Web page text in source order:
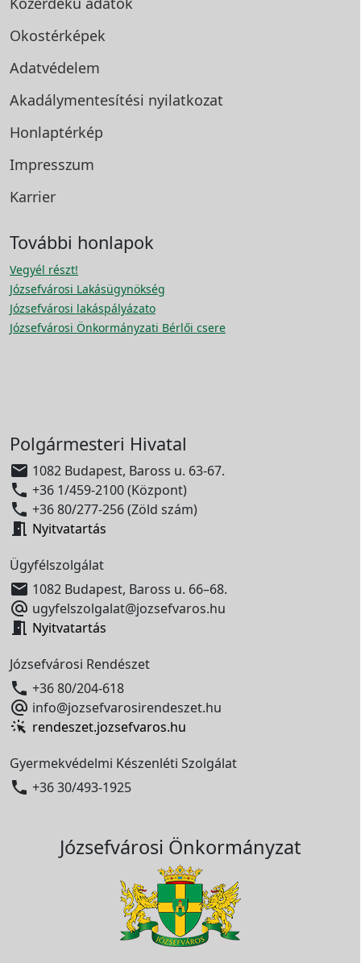
Okostérképek
Adatvédelem
Akadálymentesítési nyilatkozat
Honlaptérkép
Impresszum
Karrier
További honlapok
Vegyél részt!
Józsefvárosi Lakásügynökség
Józsefvárosi lakáspályázato
Józsefvárosi Önkormányzati Bérlői csere
Polgármesteri Hivatal
 1082 Budapest, Baross u. 63-67.
 +36 1/459-2100 (Központ)
 +36 80/277-256 (Zöld szám)
 Nyitvatartás
Ügyfélszolgálat
 1082 Budapest, Baross u. 66–68.
 ugyfelszolgalat@jozsefvaros.hu
 Nyitvatartás
Józsefvárosi Rendészet
 +36 80/204-618
 info@jozsefvarosirendeszet.hu
rendeszet.jozsefvaros.hu
Gyermekvédelmi Készenléti Szolgálat
 +36 30/493-1925
Józsefvárosi Önkormányzat